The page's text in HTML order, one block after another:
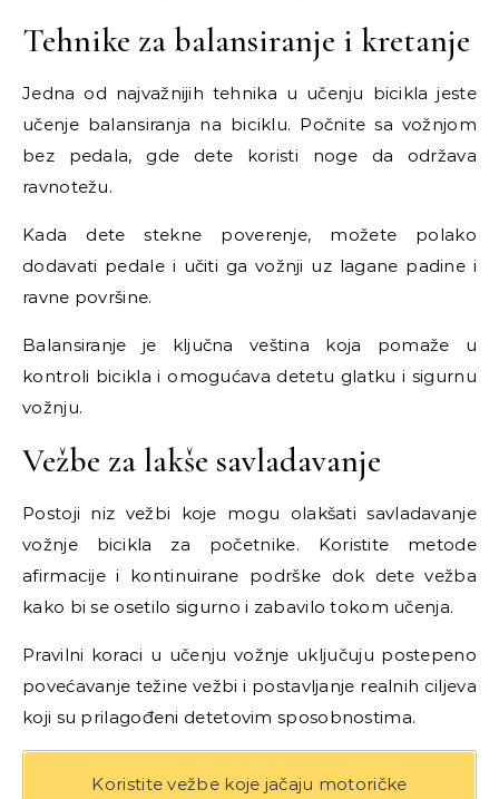
Tehnike za balansiranje i kretanje
Jedna od najvažnijih tehnika u učenju bicikla jeste
učenje balansiranja na biciklu. Počnite sa vožnjom
bez pedala, gde dete koristi noge da održava
ravnotežu.
Kada dete stekne poverenje, možete polako
dodavati pedale i učiti ga vožnji uz lagane padine i
ravne površine.
Balansiranje je ključna veština koja pomaže u
kontroli bicikla i omogućava detetu glatku i sigurnu
vožnju.
Vežbe za lakše savladavanje
Postoji niz vežbi koje mogu olakšati savladavanje
vožnje bicikla za početnike. Koristite metode
afirmacije i kontinuirane podrške dok dete vežba
kako bi se osetilo sigurno i zabavilo tokom učenja.
Pravilni koraci u učenju vožnje uključuju postepeno
povećavanje težine vežbi i postavljanje realnih ciljeva
koji su prilagođeni detetovim sposobnostima.
Koristite vežbe koje jačaju motoričke